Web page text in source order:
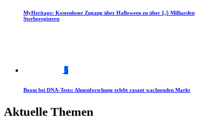
MyHeritage: Kostenloser Zugang über Halloween zu über 1,5 Milliarden
Sterberegistern
5
Boom bei DNA-Tests: Ahnenforschung erlebt rasant wachsenden Markt
Aktuelle Themen